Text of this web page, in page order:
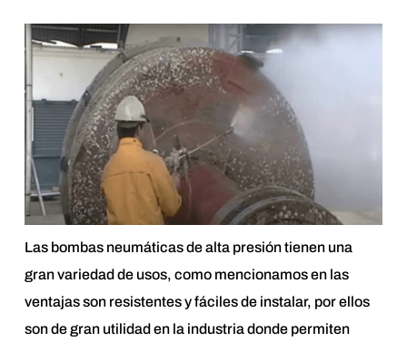
Las bombas neumáticas de alta presión tienen una
gran variedad de usos, como mencionamos en las
ventajas son resistentes y fáciles de instalar, por ellos
son de gran utilidad en la industria donde permiten